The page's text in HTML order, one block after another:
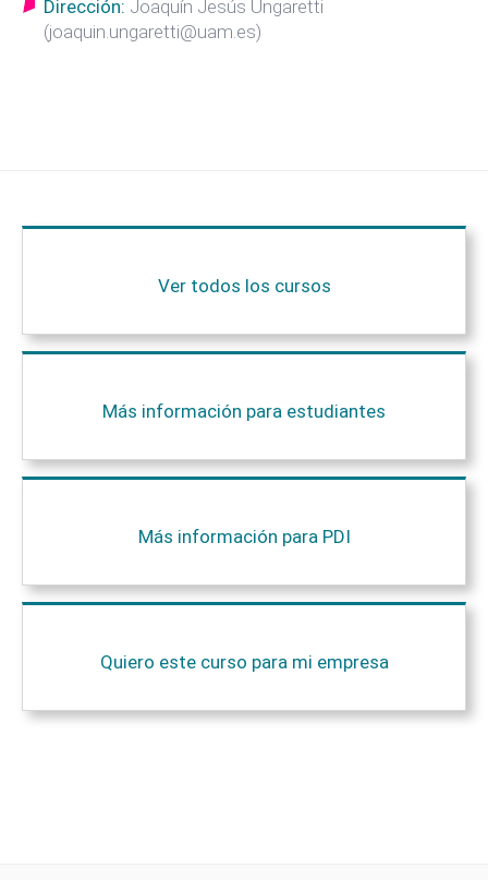
Dirección: Joaquín Jesús Ungaretti
(joaquin.ungaretti@uam.es)
Ver todos los cursos
Más información para estudiantes
Más información para PDI
Quiero este curso para mi empresa